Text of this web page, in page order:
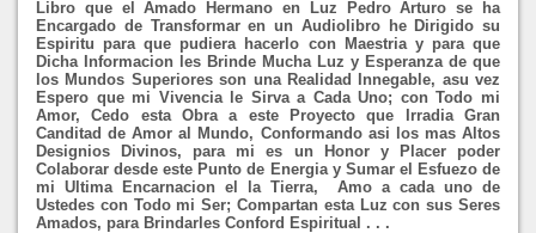
Libro que el Amado Hermano en Luz Pedro Arturo se ha
Encargado de Transformar en un Audiolibro he Dirigido su
Espiritu para que pudiera hacerlo con Maestria y para que
Dicha Informacion les Brinde Mucha Luz y Esperanza de que
los Mundos Superiores son una Realidad Innegable, asu vez
Espero que mi Vivencia le Sirva a Cada Uno; con Todo mi
Amor, Cedo esta Obra a este Proyecto que Irradia Gran
Canditad de Amor al Mundo, Conformando asi los mas Altos
Designios Divinos, para mi es un Honor y Placer poder
Colaborar desde este Punto de Energia y Sumar el Esfuezo de
mi Ultima Encarnacion el la Tierra, Amo a cada uno de
Ustedes con Todo mi Ser; Compartan esta Luz con sus Seres
Amados, para Brindarles Conford Espiritual . . .